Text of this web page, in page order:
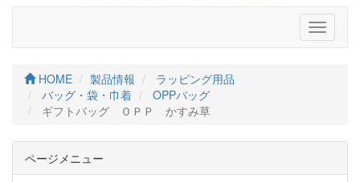
Toggle
HOME 製品情報
ラッピング用品
バッグ・袋・巾着
OPPバッグ
ギフトバッグ ＯＰＰ かすみ草
ページメニュー